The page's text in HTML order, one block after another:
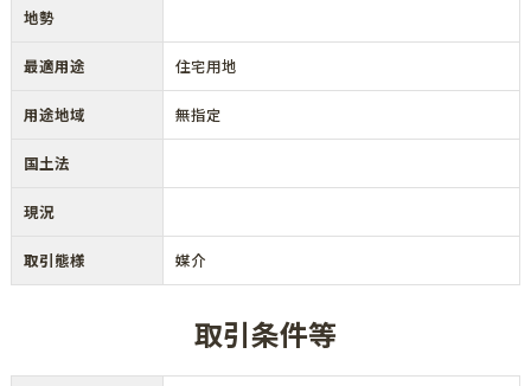
地勢
最適用途 住宅用地
用途地域 無指定
国土法
現況
取引態様 媒介
取引条件等